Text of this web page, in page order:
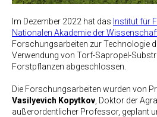
Im Dezember 2022 hat das Institut für
Nationalen Akademie der
Forschungsarbeiten zur Technologie
Verwendung von Torf-Sapropel-
Forstpflanzen abgeschlossen.
Die Forschungsarbeiten wurden von
Vasilyevich Kopytkov , Doktor der
außerordentlicher Professor, geplant